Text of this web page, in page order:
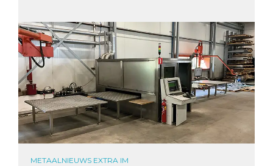
METAALNIEUWS EXTRA IM